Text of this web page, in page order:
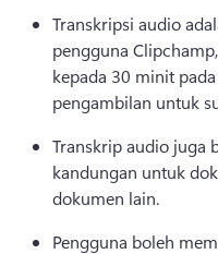
Transkripsi audio
pengguna
kepada 30 minit
pengambilan untuk
Transkrip audio juga
kandungan untuk
dokumen lain.
Pengguna boleh